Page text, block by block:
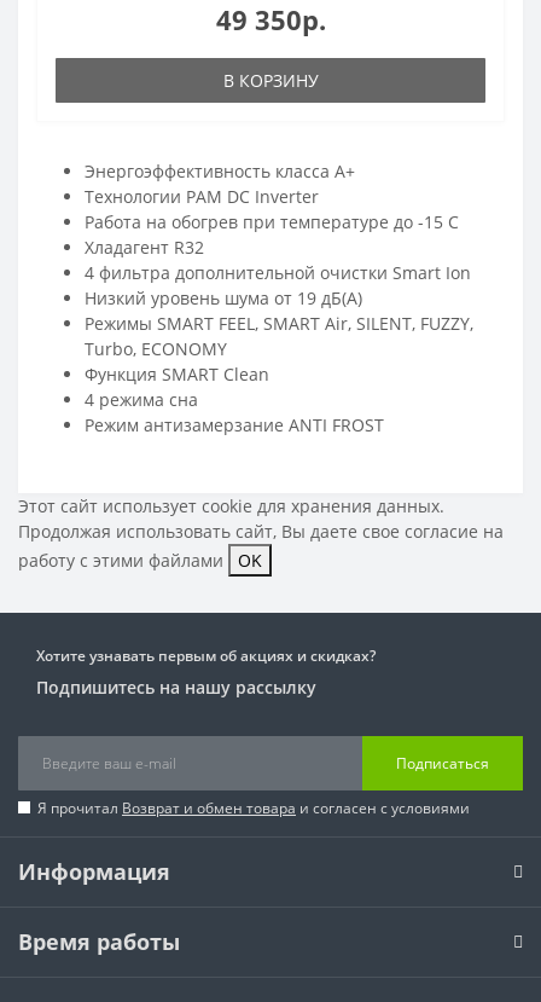
49 350р.
В КОРЗИНУ
Энергоэффективность класса А+
Технологии PAM DC Inverter
Работа на обогрев при температуре до -15 С
Хладагент R32
4 фильтра дополнительной очистки Smart Ion
Низкий уровень шума от 19 дБ(А)
Режимы SMART FEEL, SMART Air, SILENT, FUZZY,
Тurbo, ECONOMY
Функция SMART Clean
4 режима сна
Режим антизамерзание ANTI FROST
Этот сайт использует cookie для хранения данных.
Продолжая использовать сайт, Вы даете свое согласие на
работу с этими файлами
OK
Хотите узнавать первым об акциях и скидках?
Подпишитесь на нашу рассылку
Подписаться
Я прочитал Возврат и обмен товара и согласен с условиями
Информация
Время работы